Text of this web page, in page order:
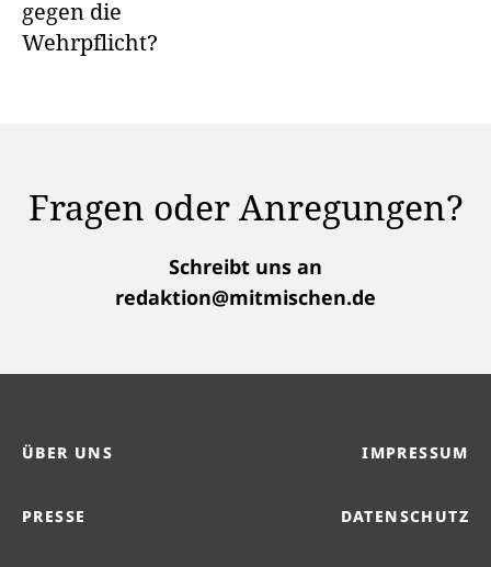
gegen die
Wehrpflicht?
Fragen oder Anregungen?
Schreibt uns an
redaktion@mitmischen.de
ÜBER UNS IMPRESSUM
PRESSE DATENSCHUTZ